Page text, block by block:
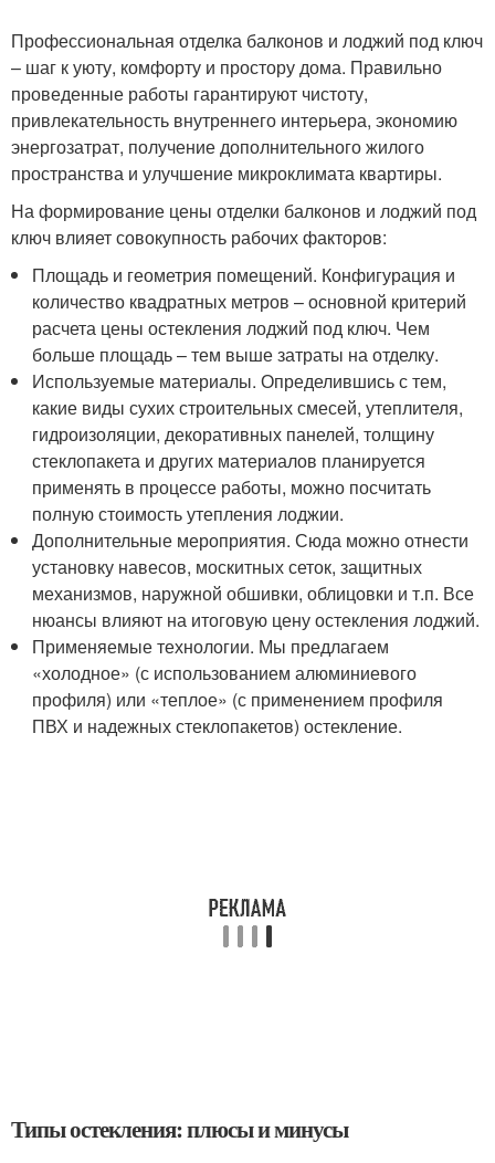
Профессиональная отделка балконов и лоджий под ключ
– шаг к уюту, комфорту и простору дома. Правильно
проведенные работы гарантируют чистоту,
привлекательность внутреннего интерьера, экономию
энергозатрат, получение дополнительного жилого
пространства и улучшение микроклимата квартиры.
На формирование цены отделки балконов и лоджий под
ключ влияет совокупность рабочих факторов:
Площадь и геометрия помещений. Конфигурация и
количество квадратных метров – основной критерий
расчета цены остекления лоджий под ключ. Чем
больше площадь – тем выше затраты на отделку.
Используемые материалы. Определившись с тем,
какие виды сухих строительных смесей, утеплителя,
гидроизоляции, декоративных панелей, толщину
стеклопакета и других материалов планируется
применять в процессе работы, можно посчитать
полную стоимость утепления лоджии.
Дополнительные мероприятия. Сюда можно отнести
установку навесов, москитных сеток, защитных
механизмов, наружной обшивки, облицовки и т.п. Все
нюансы влияют на итоговую цену остекления лоджий.
Применяемые технологии. Мы предлагаем
«холодное» (с использованием алюминиевого
профиля) или «теплое» (с применением профиля
ПВХ и надежных стеклопакетов) остекление.
Типы остекления: плюсы и минусы